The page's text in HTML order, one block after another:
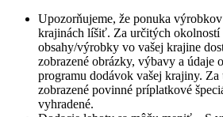
Upozorňujeme, že ponuka
krajinách líšiť. Za určitých okolností
obsahy/výrobky vo vašej krajine
zobrazené obrázky, výbavy a údaje
programu dodávok vašej krajiny.
zobrazené povinné príplatkové
vyhradené.